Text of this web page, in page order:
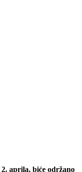
aprila, biće održano